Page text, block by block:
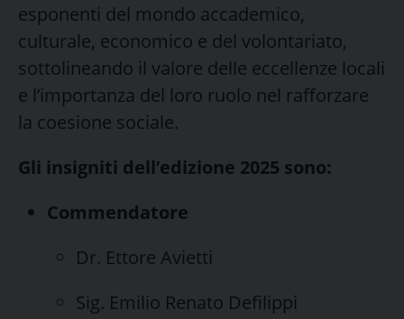
esponenti del mondo accademico,
culturale, economico e del volontariato,
sottolineando il valore delle eccellenze locali
e l’importanza del loro ruolo nel rafforzare
la coesione sociale.
Gli insigniti dell’edizione 2025 sono:
Commendatore
Dr. Ettore Avietti
Sig. Emilio Renato Defilippi